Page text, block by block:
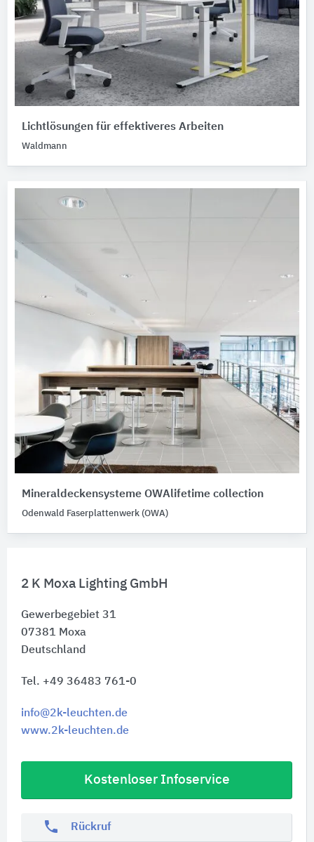
2 K Moxa Lighting GmbH
Gewerbegebiet 31
07381 Moxa
Deutschland
Tel. +49 36483 761-0
info@2k-leuchten.de
www.2k-leuchten.de
Kostenloser Infoservice
phone Rückruf
Lichtlösungen für effektiveres Arbeiten
Waldmann
Mineraldeckensysteme OWAlifetime collection
Odenwald Faserplattenwerk (OWA)